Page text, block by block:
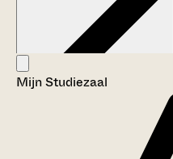
Aanwijzingen voor de gebruiker
Mijn Studiezaal